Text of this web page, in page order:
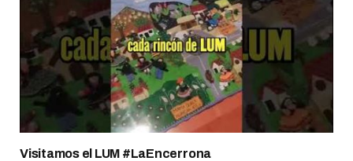
Visitamos el LUM #LaEncerrona